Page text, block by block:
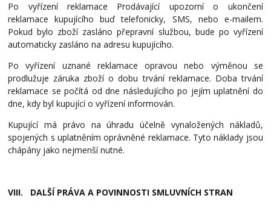
Po vyřízení reklamace Prodávající upozorní o ukončení
reklamace kupujícího buď telefonicky, SMS, nebo e-mailem.
Pokud bylo zboží zasláno přepravní službou, bude po vyřízení
automaticky zasláno na adresu kupujícího.
Po vyřízení uznané reklamace opravou nebo výměnou se
prodlužuje záruka zboží o dobu trvání reklamace. Doba trvání
reklamace se počítá od dne následujícího po jejím uplatnění do
dne, kdy byl kupující o vyřízení informován.
Kupující má právo na úhradu účelně vynaložených nákladů,
spojených s uplatněním oprávněné reklamace. Tyto náklady jsou
chápány jako nejmenší nutné.
VIII. DALŠÍ PRÁVA A POVINNOSTI SMLUVNÍCH STRAN